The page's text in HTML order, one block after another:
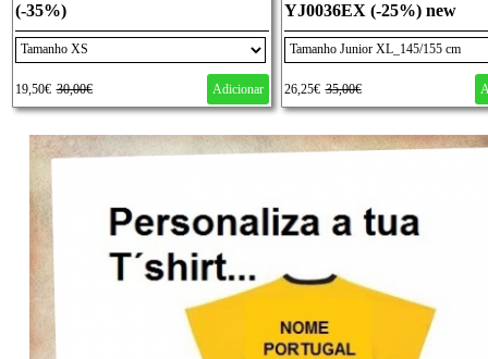
(-35%)
19,50€ 30,00€ Adicionar
YJ0036EX (-25%) new
26,25€ 35,00€